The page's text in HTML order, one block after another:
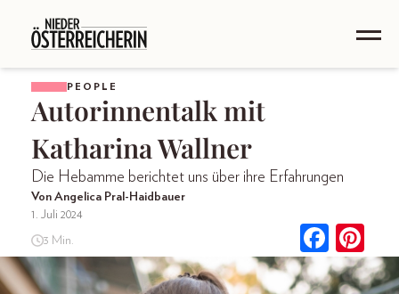
PEOPLE
Autorinnentalk mit
Katharina Wallner
Die Hebamme berichtet uns über ihre Erfahrungen
Von Angelica Pral-Haidbauer
1. Juli 2024
3 Min.